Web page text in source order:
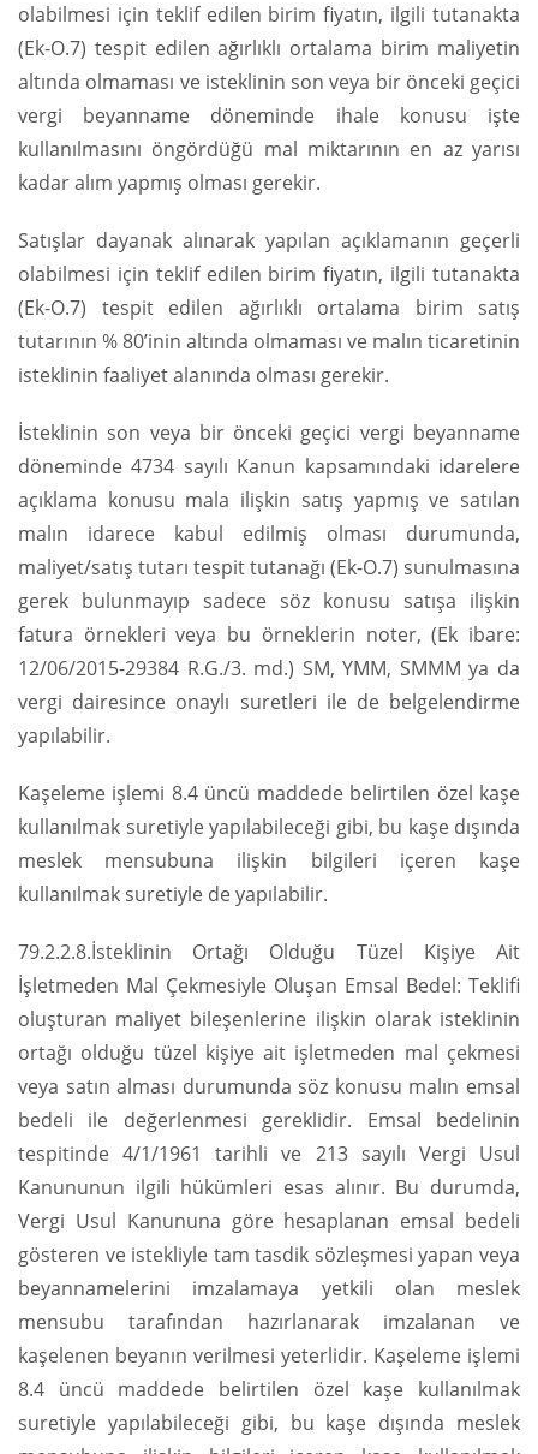
olabilmesi için teklif edilen birim fiyatın, ilgili tutanakta
(Ek-O.7) tespit edilen ağırlıklı ortalama birim maliyetin
altında olmaması ve isteklinin son veya bir önceki geçici
vergi beyanname döneminde ihale konusu işte
kullanılmasını öngördüğü mal miktarının en az yarısı
kadar alım yapmış olması gerekir.
Satışlar dayanak alınarak yapılan açıklamanın geçerli
olabilmesi için teklif edilen birim fiyatın, ilgili tutanakta
(Ek-O.7) tespit edilen ağırlıklı ortalama birim satış
tutarının % 80’inin altında olmaması ve malın ticaretinin
isteklinin faaliyet alanında olması gerekir.
İsteklinin son veya bir önceki geçici vergi beyanname
döneminde 4734 sayılı Kanun kapsamındaki idarelere
açıklama konusu mala ilişkin satış yapmış ve satılan
malın idarece kabul edilmiş olması durumunda,
maliyet/satış tutarı tespit tutanağı (Ek-O.7) sunulmasına
gerek bulunmayıp sadece söz konusu satışa ilişkin
fatura örnekleri veya bu örneklerin noter, (Ek ibare:
12/06/2015-29384 R.G./3. md.) SM, YMM, SMMM ya da
vergi dairesince onaylı suretleri ile de belgelendirme
yapılabilir.
Kaşeleme işlemi 8.4 üncü maddede belirtilen özel kaşe
kullanılmak suretiyle yapılabileceği gibi, bu kaşe dışında
meslek mensubuna ilişkin bilgileri içeren kaşe
kullanılmak suretiyle de yapılabilir.
79.2.2.8.İsteklinin Ortağı Olduğu Tüzel Kişiye Ait
İşletmeden Mal Çekmesiyle Oluşan Emsal Bedel: Teklifi
oluşturan maliyet bileşenlerine ilişkin olarak isteklinin
ortağı olduğu tüzel kişiye ait işletmeden mal çekmesi
veya satın alması durumunda söz konusu malın emsal
bedeli ile değerlenmesi gereklidir. Emsal bedelinin
tespitinde 4/1/1961 tarihli ve 213 sayılı Vergi Usul
Kanununun ilgili hükümleri esas alınır. Bu durumda,
Vergi Usul Kanununa göre hesaplanan emsal bedeli
gösteren ve istekliyle tam tasdik sözleşmesi yapan veya
beyannamelerini imzalamaya yetkili olan meslek
mensubu tarafından hazırlanarak imzalanan ve
kaşelenen beyanın verilmesi yeterlidir. Kaşeleme işlemi
8.4 üncü maddede belirtilen özel kaşe kullanılmak
suretiyle yapılabileceği gibi, bu kaşe dışında meslek